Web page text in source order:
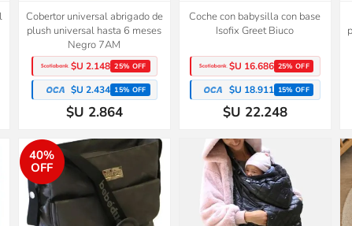
Cobertor universal abrigado de
plush universal hasta 6 meses
Negro 7AM
$U 2.148 25% OFF
$U 2.434 15% OFF
$U 2.864
Coche con babysilla con base
Isofix Greet Biuco
$U 16.686 25% OFF
$U 18.911 15% OFF
$U 22.248
40%
OFF